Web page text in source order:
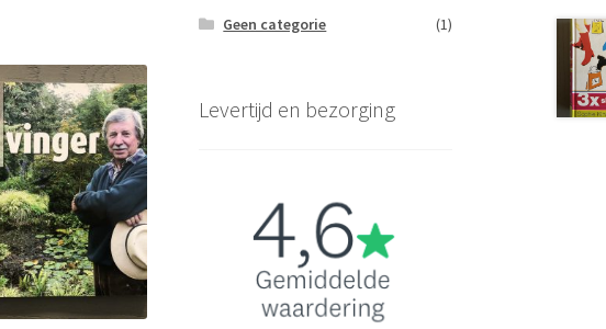
Geen categorie
(1)
Levertijd en bezorging